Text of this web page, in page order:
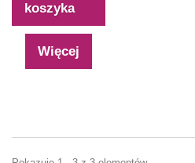
koszyka
Więcej